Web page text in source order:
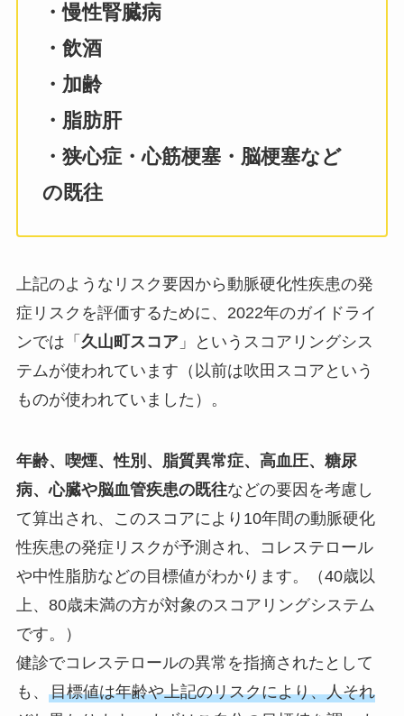
・慢性腎臓病
・飲酒
・加齢
・脂肪肝
・狭心症・心筋梗塞・脳梗塞など
の既往
上記のようなリスク要因から動脈硬化性疾患の発
症リスクを評価するために、2022年のガイドライ
ンでは「 久山町スコア」というスコアリングシス
テムが使われています（以前は吹田スコアという
ものが使われていました）。
年齢、喫煙、性別、脂質異常症、高血圧、糖尿
病、心臓や脳血管疾患の既往などの要因を考慮し
て算出され、このスコアにより10年間の動脈硬化
性疾患の発症リスクが予測され、コレステロール
や中性脂肪などの目標値がわかります。（40歳以
上、80歳未満の方が対象のスコアリングシステム
です。）
健診でコレステロールの異常を指摘されたとして
も、 目標値は年齢や上記のリスクにより、人それ